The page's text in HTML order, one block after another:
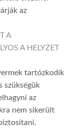
az
A
A HELYZET
tartózkodik
szükségük
az
nem sikerült